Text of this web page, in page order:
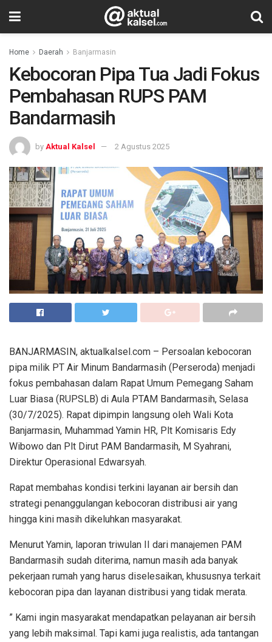
Home Daerah Banjarmasin
Kebocoran Pipa Tua Jadi Fokus
Pembahasan RUPS PAM
Bandarmasih
by Aktual Kalsel 2 Agustus 2025
BANJARMASIN, aktualkalsel.com – Persoalan kebocoran
pipa milik PT Air Minum Bandarmasih (Perseroda) menjadi
fokus pembahasan dalam Rapat Umum Pemegang Saham
Luar Biasa (RUPSLB) di Aula PTAM Bandarmasih, Selasa
(30/7/2025). Rapat dipimpin langsung oleh Wali Kota
Banjarmasin, Muhammad Yamin HR, Plt Komisaris Edy
Wibowo dan Plt Dirut PAM Bandarmasih, M Syahrani,
Direktur Operasional Edwarsyah.
Rapat membahas kondisi terkini layanan air bersih dan
strategi penanggulangan kebocoran distribusi air yang
hingga kini masih dikeluhkan masyarakat.
Menurut Yamin, laporan triwulan II dari manajemen PAM
Bandarmasih sudah diterima, namun masih ada banyak
pekerjaan rumah yang harus diselesaikan, khususnya terkait
kebocoran pipa dan layanan distribusi yang tidak merata.
” Kami ingin masyarakat mendapatkan pelayanan air bersih
yang lebih maksimal. Tapi kami juga realistis, ada tantangan